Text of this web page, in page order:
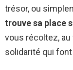
trésor, ou
trouve sa place
vous récoltez,
solidarité qui